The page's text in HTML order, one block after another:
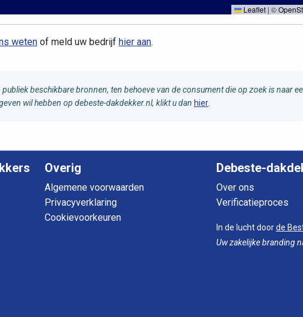
Leaflet | ©
weten of meld uw bedrijf hier aan.
beschikbare bronnen, ten behoeve van de consument die op zoek is naar
wil hebben op debeste-dakdekker.nl, klikt u dan hier
Overig
Algemene voorwaarden
Privacyverklaring
Cookievoorkeuren
Debeste-
Over ons
Verificatieproces
In de lucht doorde
Uw zakelijke branding